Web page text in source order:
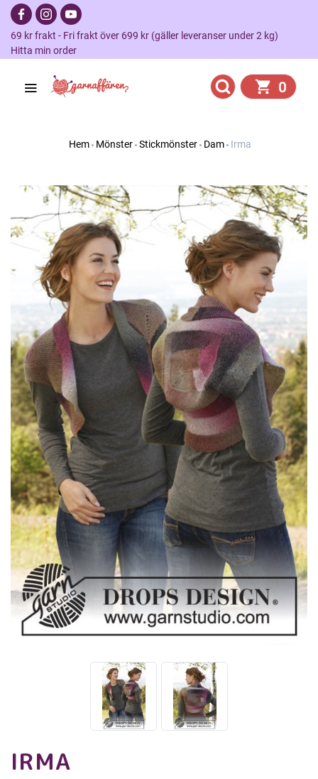
69 kr frakt - Fri frakt över 699 kr (gäller leveranser under 2 kg)
Hitta min order
0
Hem Mönster Stickmönster Dam Irma
IRMA